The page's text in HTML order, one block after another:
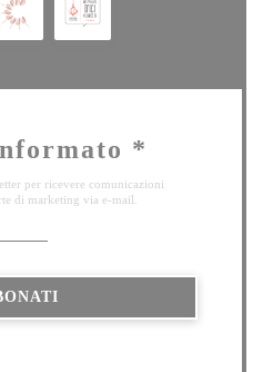
*
per ricevere comunicazioni
di marketing via e-mail.